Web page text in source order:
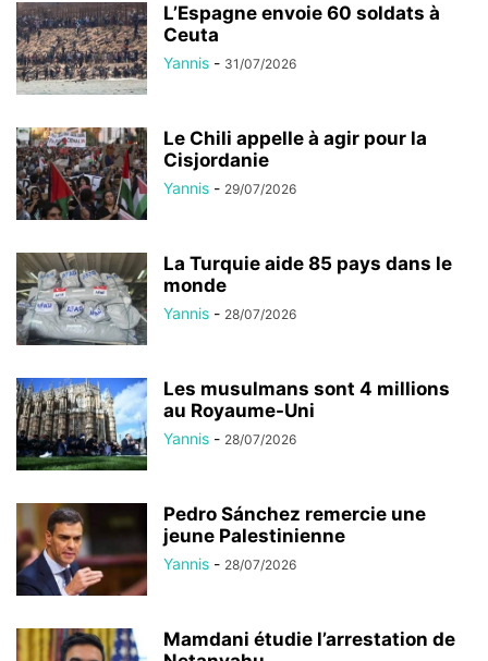
L’Espagne envoie 60 soldats à
Ceuta
Yannis - 31/07/2026
Le Chili appelle à agir pour la
Cisjordanie
Yannis - 29/07/2026
La Turquie aide 85 pays dans le
monde
Yannis - 28/07/2026
Les musulmans sont 4 millions
au Royaume-Uni
Yannis - 28/07/2026
Pedro Sánchez remercie une
jeune Palestinienne
Yannis - 28/07/2026
Mamdani étudie l’arrestation de